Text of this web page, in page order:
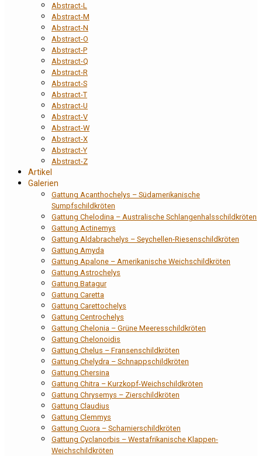
Abstract-L
Abstract-M
Abstract-N
Abstract-O
Abstract-P
Abstract-Q
Abstract-R
Abstract-S
Abstract-T
Abstract-U
Abstract-V
Abstract-W
Abstract-X
Abstract-Y
Abstract-Z
Artikel
Galerien
Gattung Acanthochelys – Südamerikanische
Sumpfschildkröten
Gattung Chelodina – Australische Schlangenhalsschildkröten
Gattung Actinemys
Gattung Aldabrachelys – Seychellen-Riesenschildkröten
Gattung Amyda
Gattung Apalone – Amerikanische Weichschildkröten
Gattung Astrochelys
Gattung Batagur
Gattung Caretta
Gattung Carettochelys
Gattung Centrochelys
Gattung Chelonia – Grüne Meeresschildkröten
Gattung Chelonoidis
Gattung Chelus – Fransenschildkröten
Gattung Chelydra – Schnappschildkröten
Gattung Chersina
Gattung Chitra – Kurzkopf-Weichschildkröten
Gattung Chrysemys – Zierschildkröten
Gattung Claudius
Gattung Clemmys
Gattung Cuora – Scharnierschildkröten
Gattung Cyclanorbis – Westafrikanische Klappen-
Weichschildkröten